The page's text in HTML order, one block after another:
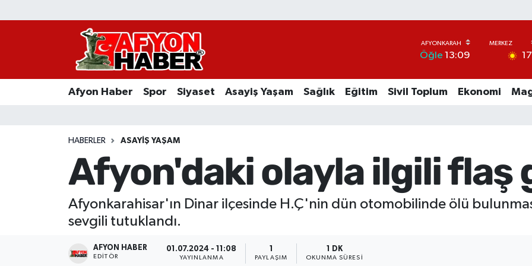
Öğle 13:09 17
Afyon Haber Spor Siyaset Asayiş Yaşam Sağlık Eğitim Sivil Toplum Ekonomi
HABERLER ASAYIŞ YAŞAM
Afyon'daki olayla ilgili flaş
Afyonkarahisar'ın Dinar ilçesinde H.Ç'nin dün otomobilinde ölü
sevgili tutuklandı.
AFYON HABER
EDITÖR
01.07.2024 - 11:08
YAYINLANMA PAYLAŞIM
1 DK
OKUNMA SÜRESI
Afyon Haber
Asayiş Yaşam
Sivil Toplum
Ekonomi